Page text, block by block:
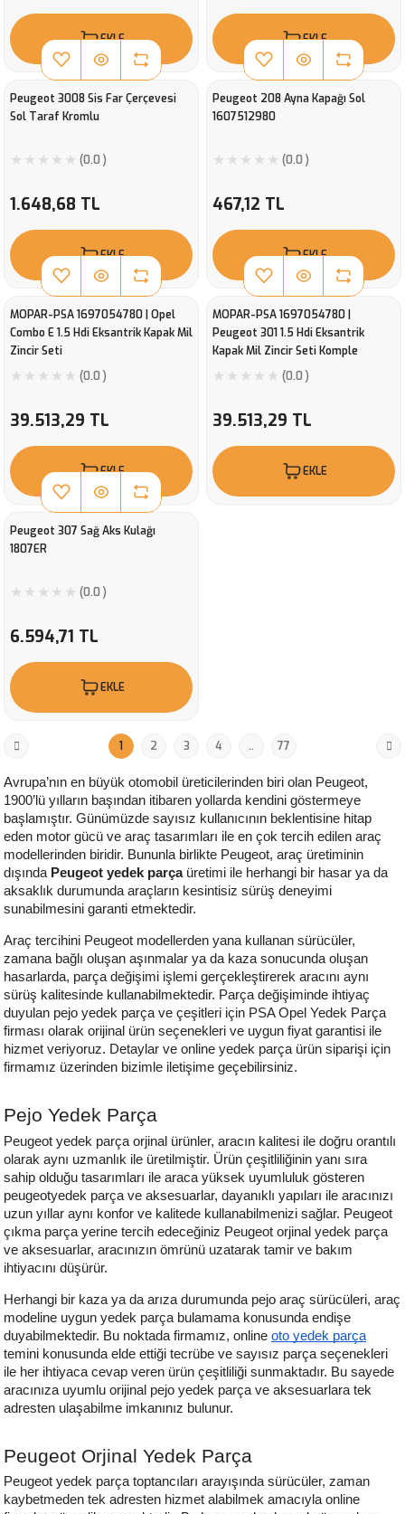
EKLE EKLE
Peugeot 3008 Sis Far Çerçevesi
Sol Taraf Kromlu
(0.0 )
1.648,68 TL
EKLE
Peugeot 208 Ayna Kapağı Sol
1607512980
(0.0 )
467,12 TL
EKLE
MOPAR-PSA 1697054780 | Opel
Combo E 1.5 Hdi Eksantrik Kapak Mil
Zincir Seti
(0.0 )
39.513,29 TL
EKLE
MOPAR-PSA 1697054780 |
Peugeot 301 1.5 Hdi Eksantrik
Kapak Mil Zincir Seti Komple
(0.0 )
39.513,29 TL
EKLE
Peugeot 307 Sağ Aks Kulağı
1807ER
(0.0 )
6.594,71 TL
EKLE
1 2 3 4 .. 77
Avrupa’nın en büyük otomobil üreticilerinden biri olan Peugeot,
1900’lü yılların başından itibaren yollarda kendini göstermeye
başlamıştır. Günümüzde sayısız kullanıcının beklentisine hitap
eden motor gücü ve araç tasarımları ile en çok tercih edilen araç
modellerinden biridir. Bununla birlikte Peugeot, araç üretiminin
dışında Peugeot yedek parça üretimi ile herhangi bir hasar ya da
aksaklık durumunda araçların kesintisiz sürüş deneyimi
sunabilmesini garanti etmektedir.
Araç tercihini Peugeot modellerden yana kullanan sürücüler,
zamana bağlı oluşan aşınmalar ya da kaza sonucunda oluşan
hasarlarda, parça değişimi işlemi gerçekleştirerek aracını aynı
sürüş kalitesinde kullanabilmektedir. Parça değişiminde ihtiyaç
duyulan pejo yedek parça ve çeşitleri için PSA Opel Yedek Parça
firması olarak orijinal ürün seçenekleri ve uygun fiyat garantisi ile
hizmet veriyoruz. Detaylar ve online yedek parça ürün siparişi için
firmamız üzerinden bizimle iletişime geçebilirsiniz.
Pejo Yedek Parça
Peugeot yedek parça orjinal ürünler, aracın kalitesi ile doğru orantılı
olarak aynı uzmanlık ile üretilmiştir. Ürün çeşitliliğinin yanı sıra
sahip olduğu tasarımları ile araca yüksek uyumluluk gösteren
peugeotyedek parça ve aksesuarlar, dayanıklı yapıları ile aracınızı
uzun yıllar aynı konfor ve kalitede kullanabilmenizi sağlar. Peugeot
çıkma parça yerine tercih edeceğiniz Peugeot orjinal yedek parça
ve aksesuarlar, aracınızın ömrünü uzatarak tamir ve bakım
ihtiyacını düşürür.
Herhangi bir kaza ya da arıza durumunda pejo araç sürücüleri, araç
modeline uygun yedek parça bulamama konusunda endişe
duyabilmektedir. Bu noktada firmamız, online oto yedek parça
temini konusunda elde ettiği tecrübe ve sayısız parça seçenekleri
ile her ihtiyaca cevap veren ürün çeşitliliği sunmaktadır. Bu sayede
aracınıza uyumlu orijinal pejo yedek parça ve aksesuarlara tek
adresten ulaşabilme imkanınız bulunur.
Peugeot Orjinal Yedek Parça
Peugeot yedek parça toptancıları arayışında sürücüler, zaman
kaybetmeden tek adresten hizmet alabilmek amacıyla online